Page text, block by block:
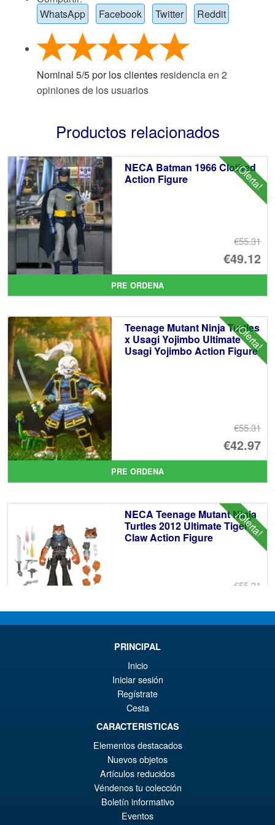
WhatsApp
Facebook Twitter Reddit
Nominal 5/5por los clientes residencia en 2
opiniones de los usuarios
Productos relacionados
¡Oferta!
NECA Batman 1966 Clothed
Action Figure
€55.31
El
€49.12
El
PRE ORDENA
¡Oferta!
Teenage Mutant Ninja Turtles
x Usagi Yojimbo Ultimate
Usagi Yojimbo Action Figure
€55.31
El
€42.97
El
PRE ORDENA
¡Oferta!
NECA Teenage Mutant Ninja
Turtles 2012 Ultimate Tiger
Claw Action Figure
€55.31
El
Teenage Mutant Ninja Turtles
Ultimate Metalhead Action
Figure ( Nicktoons )
PRE ORDENA
PRINCIPAL
Inicio
Iniciar sesión
Regístrate
Cesta
CARACTERISTICAS
Elementos destacados
Nuevos objetos
Artículos reducidos
Véndenos tu colección
Boletín informativo
Eventos